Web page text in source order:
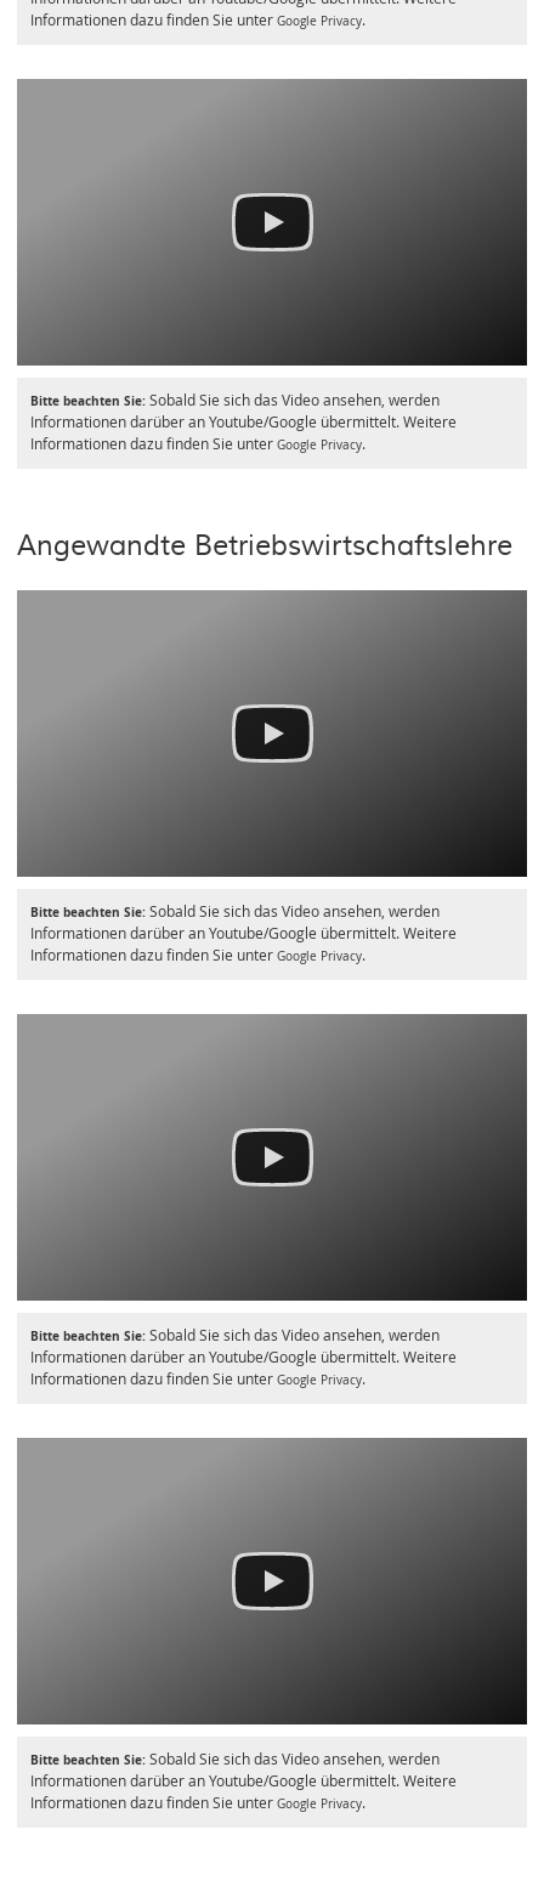
Informationen dazu finden Sie unter Google Privacy.
Bitte beachten Sie:Sobald Sie sich das Video ansehen, werden
Informationen darüber an Youtube/Google übermittelt. Weitere
Informationen dazu finden Sie unter Google Privacy.
Angewandte Betriebswirtschaftslehre
Bitte beachten Sie:Sobald Sie sich das Video ansehen, werden
Informationen darüber an Youtube/Google übermittelt. Weitere
Informationen dazu finden Sie unter Google Privacy.
Bitte beachten Sie:Sobald Sie sich das Video ansehen, werden
Informationen darüber an Youtube/Google übermittelt. Weitere
Informationen dazu finden Sie unter Google Privacy.
Bitte beachten Sie:Sobald Sie sich das Video ansehen, werden
Informationen darüber an Youtube/Google übermittelt. Weitere
Informationen dazu finden Sie unter Google Privacy.